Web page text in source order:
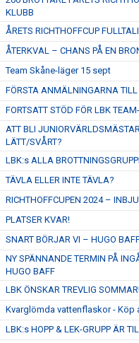
KLUBB
ÅRETS RICHTHOFFCUP
ÅTERKVAL – CHANS PÅ EN
Team Skåne-läger 15 sept
FÖRSTA ANMÄLNINGARNA
FORTSATT STÖD FÖR LBK
ATT BLI
LÄTT/SVÅRT?
LBK:s ALLA
TÄVLA ELLER INTE TÄVLA?
RICHTHOFFCUPEN 2024 –
PLATSER KVAR!
SNART BÖRJAR VI – HUGO
NY SPÄNNANDE TERMIN PÅ
HUGO BAFF
LBK ÖNSKAR TREVLIG
Kvarglömda vattenflaskor - Köp
LBK:s HOPP & LEK-GRUPP ÄR